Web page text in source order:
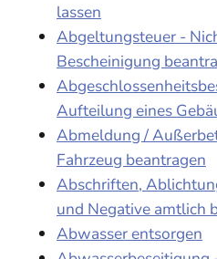
lassen
Abgeltungsteuer -
Bescheinigung
Aufteilung eines
Abmeldung /
Fahrzeug beantragen
Abschriften,
und Negative amtlich
Abwasser entsorgen